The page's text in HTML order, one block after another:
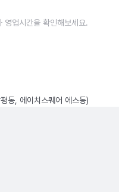
영업시간을 확인해보세요.
동, 에이치스퀘어 에스동)